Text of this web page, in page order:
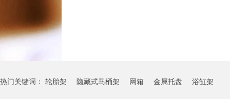
料架
热门关键词： 轮胎架 隐藏式马桶架 网箱 金属托盘 浴缸架